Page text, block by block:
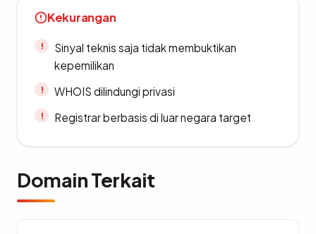
Kekurangan
Sinyal teknis saja tidak membuktikan
kepemilikan
WHOIS dilindungi privasi
Registrar berbasis di luar negara target
Domain Terkait